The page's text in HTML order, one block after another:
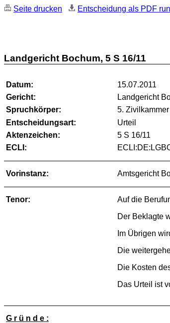
Seite drucken Entscheidung als PDF
Landgericht Bochum, 5 S 16/11
Datum:
15.07.2011
Gericht:
Landgericht
Spruchkörper:
5. Zivilkammer
Entscheidungsart:
Urteil
Aktenzeichen:
5 S 16/11
ECLI:
Vorinstanz: Amtsgericht
Tenor:
Auf die
Der Beklagte
Im Übrigen
Die
Die Kosten
Das Urteil ist
G r ü n d e :